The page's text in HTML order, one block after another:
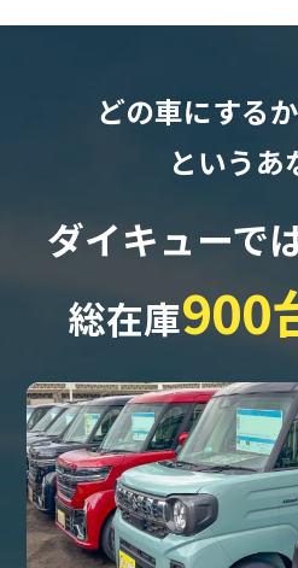
どの車にする
というあ
ダイキューで
総在庫900